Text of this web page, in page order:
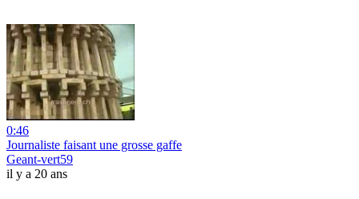
0:46
Journaliste faisant une grosse gaffe
Geant-vert59
il y a 20 ans